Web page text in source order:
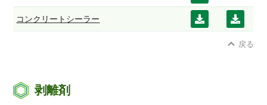
ード
ンロ
ード
コンクリートシーラー
ダウ
ダウ
戻る
剥離剤